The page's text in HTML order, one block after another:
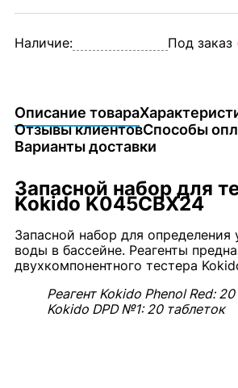
Наличие: Под заказ
Описание товара
Отзывы клиентовСпособы
Варианты доставки
Запасной набор для
Kokido K045CBX24
Запасной набор для определения
воды в бассейне. Реагенты
двухкомпонентного тестера
Реагент Kokido Phenol Red:
Kokido DPD №1: 20 таблеток